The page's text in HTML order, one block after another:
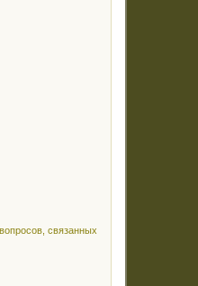
связанных